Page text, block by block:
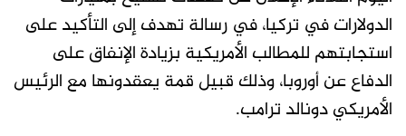
الدولارات في تركيا، في رسالة تهدف إلى التأكيد على
استجابتهم للمطالب الأمريكية بزيادة الإنفاق على
الدفاع عن أوروبا، وذلك قبيل قمة يعقدونها مع الرئيس
الأمريكي دونالد ترامب.